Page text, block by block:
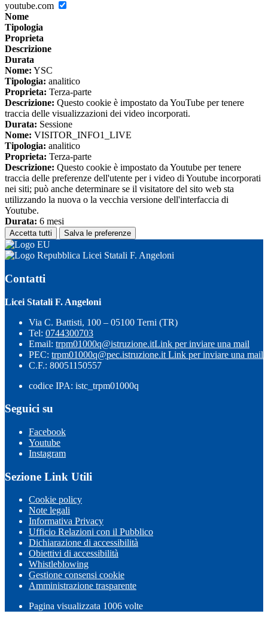
youtube.com
Nome
Tipologia
Proprieta
Descrizione
Durata
Nome: YSC
Tipologia: analitico
Proprieta: Terza-parte
Descrizione: Questo cookie è impostato da YouTube per tenere
traccia delle visualizzazioni dei video incorporati.
Durata: Sessione
Nome: VISITOR_INFO1_LIVE
Tipologia: analitico
Proprieta: Terza-parte
Descrizione: Questo cookie è impostato da Youtube per tenere
traccia delle preferenze dell'utente per i video di Youtube incorporati
nei siti; può anche determinare se il visitatore del sito web sta
utilizzando la nuova o la vecchia versione dell'interfaccia di
Youtube.
Durata: 6 mesi
Accetta tutti Salva le preferenze
Licei Statali F. Angeloni
Contatti
Licei Statali F. Angeloni
Via C. Battisti, 100 – 05100 Terni (TR)
Tel: 0744300703
Email: trpm01000q@istruzione.itLink per inviare una mail
PEC: trpm01000q@pec.istruzione.it Link per inviare una mail
C.F.: 80051150557
codice IPA: istc_trpm01000q
Seguici su
Facebook
Youtube
Instagram
Sezione Link Utili
Cookie policy
Note legali
Informativa Privacy
Ufficio Relazioni con il Pubblico
Dichiarazione di accessibilità
Obiettivi di accessibilità
Whistleblowing
Gestione consensi cookie
Amministrazione trasparente
Pagina visualizzata 1006 volte